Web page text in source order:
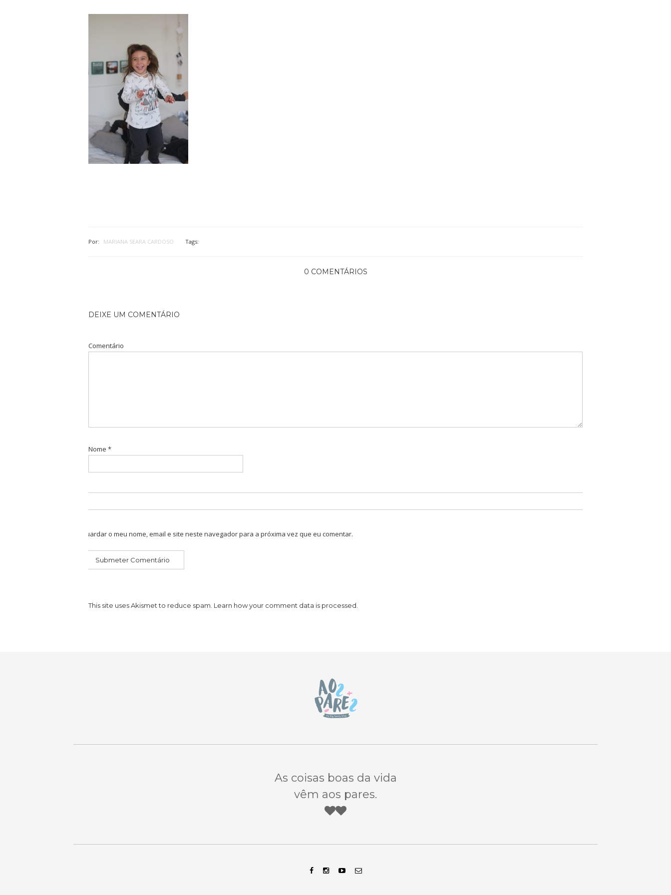
Por: MARIANA SEARA CARDOSO Tags:
0 COMENTÁRIOS
DEIXE UM COMENTÁRIO
Comentário
Nome *
Guardar o meu nome, email e site neste navegador para a próxima vez que eu comentar.
This site uses Akismet to reduce spam. Learn how your comment data is processed.
As coisas boas da vida
vêm aos pares.